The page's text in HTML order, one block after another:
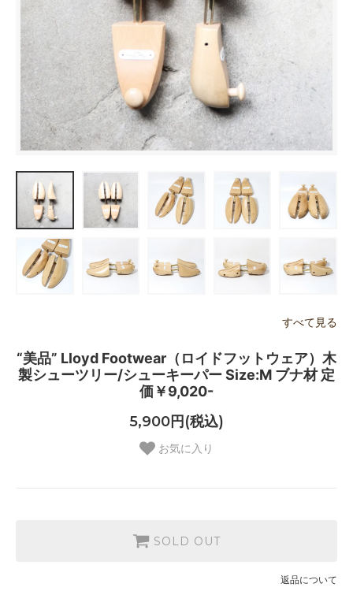
すべて見る
“美品” Lloyd Footwear（ロイドフットウェア）木
製シューツリー/シューキーパー Size:M ブナ材 定
価￥9,020-
5,900円(税込)
お気に入り
SOLD OUT
返品について